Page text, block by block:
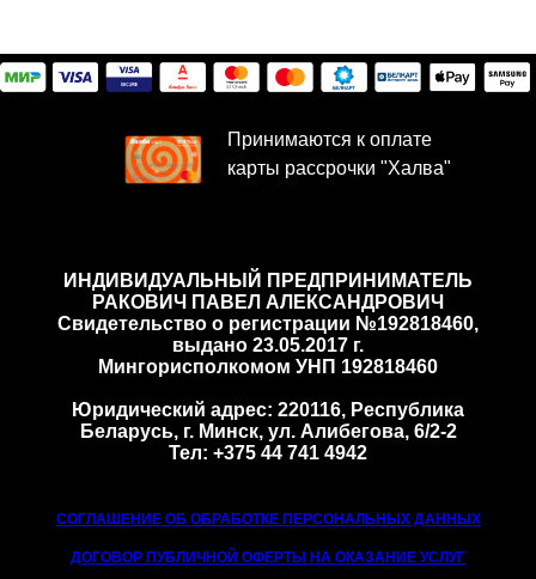
Принимаются к оплате
карты рассрочки "Халва"
ИНДИВИДУАЛЬНЫЙ ПРЕДПРИНИМАТЕЛЬ
РАКОВИЧ ПАВЕЛ АЛЕКСАНДРОВИЧ
Cвидетельство о регистрации №192818460,
выдано 23.05.2017 г.
Мингорисполкомом УНП 192818460
Юридический адрес: 220116, Республика
Беларусь, г. Минск, ул. Алибегова, 6/2-2
Тел: +375 44 741 4942
СОГЛАШЕНИЕ ОБ ОБРАБОТКЕ ПЕРСОНАЛЬНЫХ ДАННЫХ
ДОГОВОР ПУБЛИЧНОЙ ОФЕРТЫ НА ОКАЗАНИЕ УСЛУГ